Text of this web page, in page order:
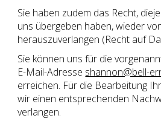
Sie haben zudem das Recht,
uns übergeben haben, wieder
herauszuverlangen (Recht auf
Sie können uns für die
E-Mail-Adresse shannon@bell-
erreichen. Für die Bearbeitung
wir einen entsprechenden
verlangen.